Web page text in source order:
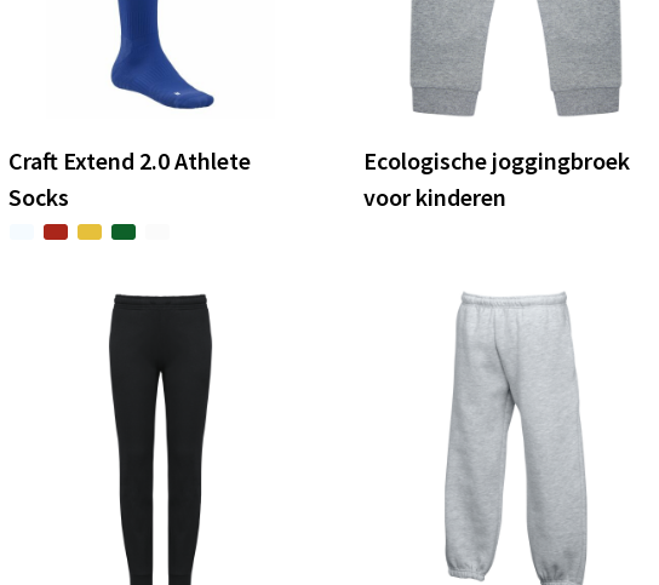
Craft Extend 2.0 Athlete
Socks
Ecologische joggingbroek
voor kinderen